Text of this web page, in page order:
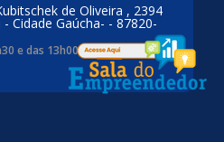
de Oliveira , 2394
- Cidade Gaúcha- - 87820-
e das 13h00 às 17h00